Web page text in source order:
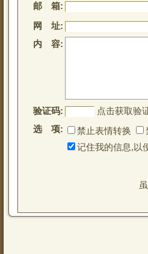
邮 箱:
网 址:
内 容:
验证码:
点击获取验
选 项:
禁止表情转换
记住我的信息,以